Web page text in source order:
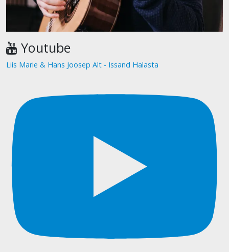
Youtube
Liis Marie & Hans Joosep Alt - Issand Halasta